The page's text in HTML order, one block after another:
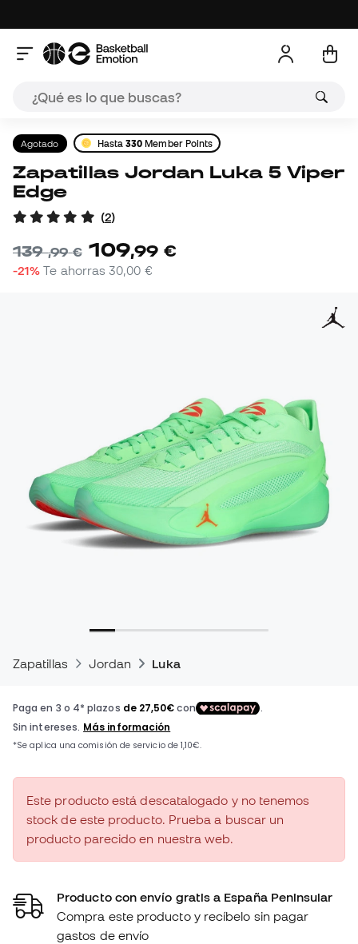
Agotado Hasta330 Member Points
Zapatillas Jordan Luka 5 Viper
Edge
(2)
139,99 € 109,99 €
-21% Te ahorras30,00 €
Zapatillas Jordan Luka
Este producto está descatalogado y no tenemos
stock de este producto. Prueba a buscar un
producto parecido en nuestra web.
Producto con envío gratis a España Peninsular
Compra este producto y recíbelo sin pagar
gastos de envío